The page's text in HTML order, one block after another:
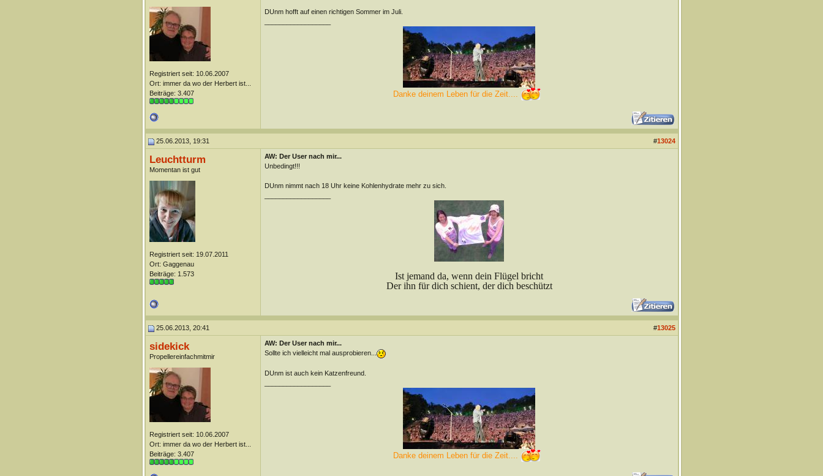
Registriert seit: 10.06.2007
Ort: immer da wo der Herbert ist...
Beiträge: 3.407
DUnm hofft auf einen richtigen Sommer im Juli.
Danke deinem Leben für die Zeit....
25.06.2013, 19:31 #13024
Leuchtturm
Momentan ist gut
Registriert seit: 19.07.2011
Ort: Gaggenau
Beiträge: 1.573
AW: Der User nach mir...
Unbedingt!!!
DUnm nimmt nach 18 Uhr keine Kohlenhydrate mehr zu sich.
Ist jemand da, wenn dein Flügel bricht
Der ihn für dich schient, der dich beschützt
25.06.2013, 20:41 #13025
sidekick
Propellereinfachmitmir
Registriert seit: 10.06.2007
Ort: immer da wo der Herbert ist...
Beiträge: 3.407
AW: Der User nach mir...
Sollte ich vielleicht mal ausprobieren...
DUnm ist auch kein Katzenfreund.
Danke deinem Leben für die Zeit....